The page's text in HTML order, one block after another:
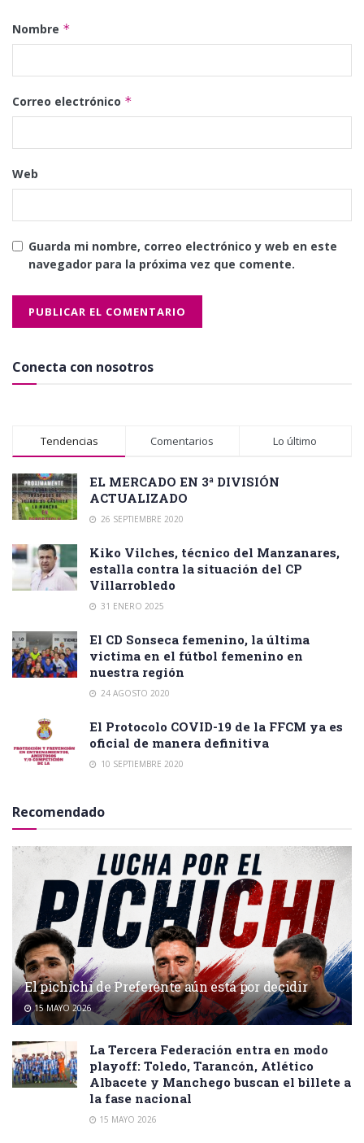
Nombre *
Correo electrónico *
Web
Guarda mi nombre, correo electrónico y web en este
navegador para la próxima vez que comente.
Conecta con nosotros
Tendencias Comentarios Lo último
EL MERCADO EN 3ª DIVISIÓN
ACTUALIZADO
26 SEPTIEMBRE 2020
Kiko Vilches, técnico del Manzanares,
estalla contra la situación del CP
Villarrobledo
31 ENERO 2025
El CD Sonseca femenino, la última
victima en el fútbol femenino en
nuestra región
24 AGOSTO 2020
El Protocolo COVID-19 de la FFCM ya es
oficial de manera definitiva
10 SEPTIEMBRE 2020
Recomendado
El pichichi de Preferente aún está por decidir
15 MAYO 2026
La Tercera Federación entra en modo
playoff: Toledo, Tarancón, Atlético
Albacete y Manchego buscan el billete a
la fase nacional
15 MAYO 2026